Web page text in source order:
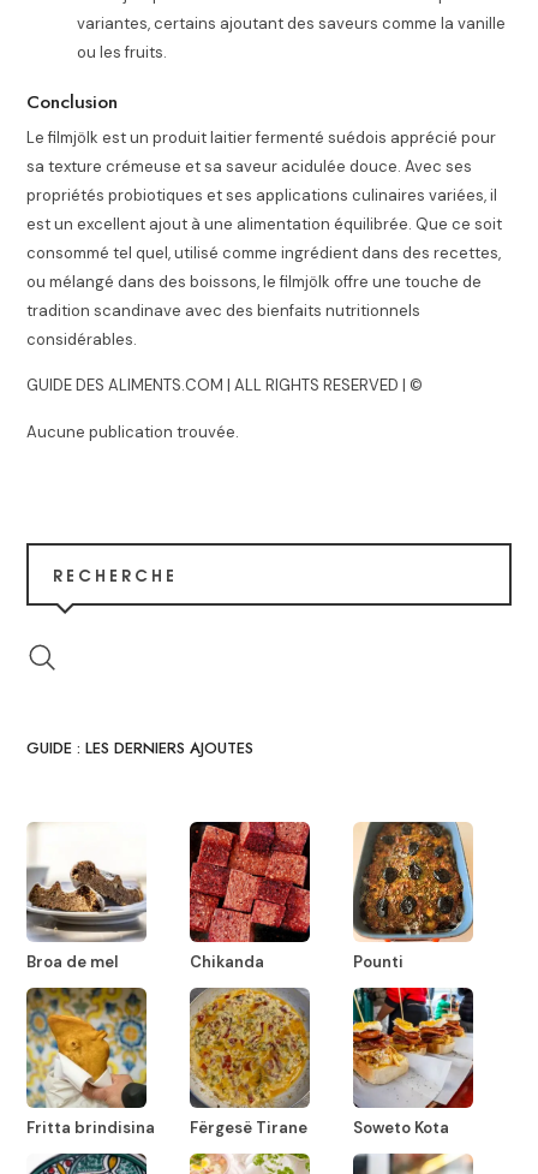
variantes, certains ajoutant des saveurs comme la vanille
ou les fruits.
Conclusion
Le filmjölk est un produit laitier fermenté suédois apprécié pour
sa texture crémeuse et sa saveur acidulée douce. Avec ses
propriétés probiotiques et ses applications culinaires variées, il
est un excellent ajout à une alimentation équilibrée. Que ce soit
consommé tel quel, utilisé comme ingrédient dans des recettes,
ou mélangé dans des boissons, le filmjölk offre une touche de
tradition scandinave avec des bienfaits nutritionnels
considérables.
GUIDE DES ALIMENTS.COM | ALL RIGHTS RESERVED | ©
Aucune publication trouvée.
RECHERCHE
GUIDE : LES DERNIERS AJOUTES
Broa de mel Chikanda Pounti
Fritta brindisina Fërgesë Tirane Soweto Kota